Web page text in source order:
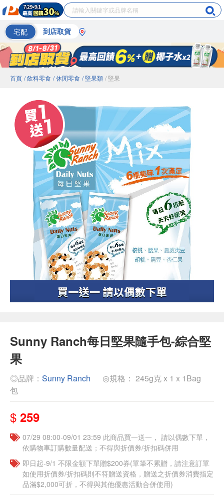
宅配 到店取貨
首頁 / 飲料零食 / 休閒零食 / 堅果類 / 堅果
Sunny Ranch每日堅果隨手包-綜合堅
果
◎品牌： Sunny Ranch
◎規格： 245g克 x 1 x 1Bag
包
$ 259
07/29 08:00-09/01 23:59 此商品買一送一， 請以偶數下單，
依購物車訂購數量配送；不得與折價券/折扣碼併用
即日起-9/1 不限金額下單贈$200券(單筆不累贈，請注意訂單
如使用折價券/折扣碼則不符贈送資格，贈送之折價券消費指定
品滿$2,000可折，不得與其他優惠活動合併使用)